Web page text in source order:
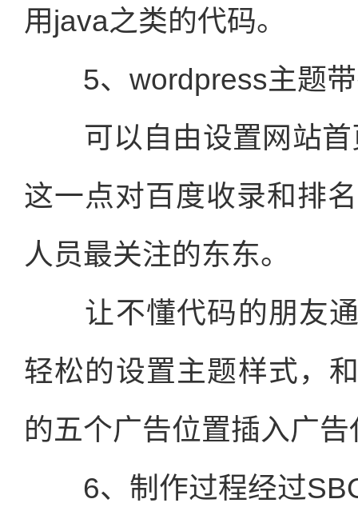
用java之类的代码。
5、wordpress主题带
可以自由设置网站首
这一点对百度收录和排
人员最关注的东东。
让不懂代码的朋友通
轻松的设置主题样式，
的五个广告位置插入广告
6、制作过程经过